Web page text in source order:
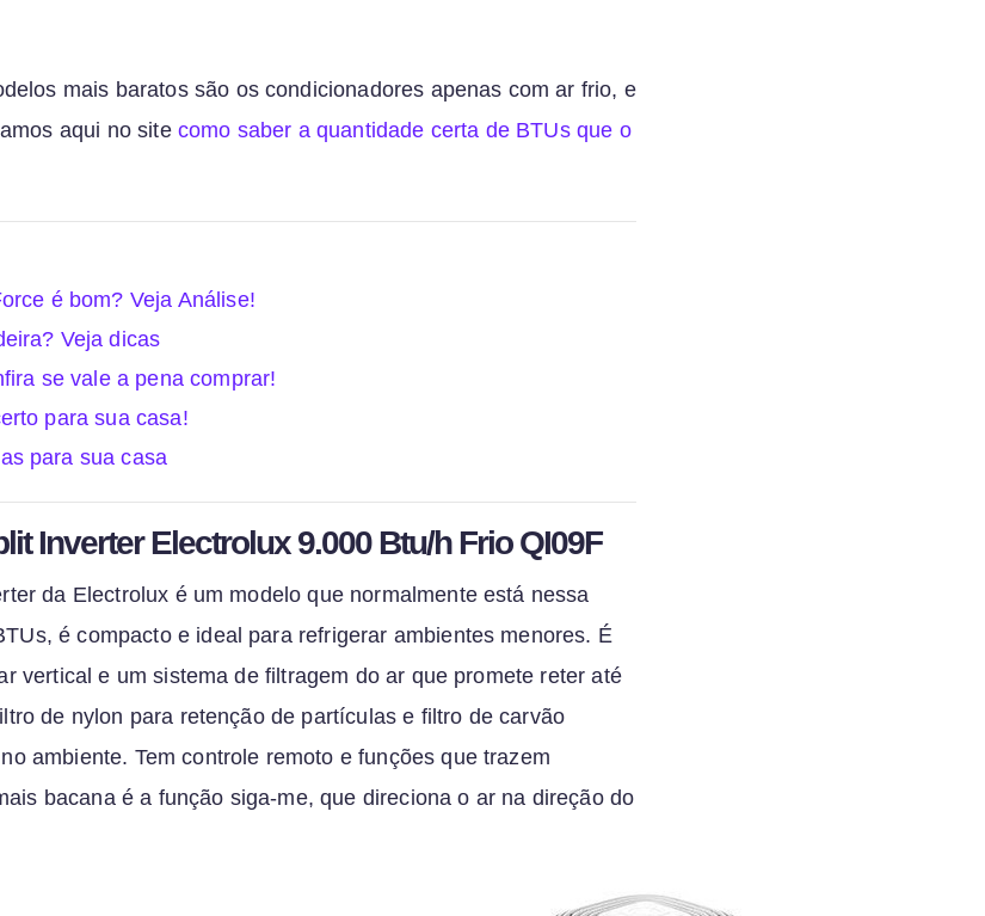
mais baratos são os condicionadores apenas com ar frio, e
aqui no sitecomo saber a quantidade certa de BTUs que o
é bom? Veja Análise!
Veja dicas
se vale a pena comprar!
para sua casa!
para sua casa
Inverter Electrolux 9.000 Btu/h Frio QI09F
da Electrolux é um modelo que normalmente está nessa
é compacto e ideal para refrigerar ambientes menores. É
vertical e um sistema de filtragem do ar que promete reter até
de nylon para retenção de partículas e filtro de carvão
ambiente. Tem controle remoto e funções que trazem
bacana é a função siga-me, que direciona o ar na direção do